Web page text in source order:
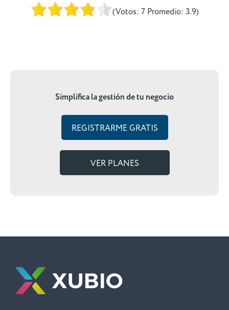
(Votos: 7Promedio: 3.9)
Simplifica la gestión de tu negocio
REGISTRARME GRATIS
VER PLANES